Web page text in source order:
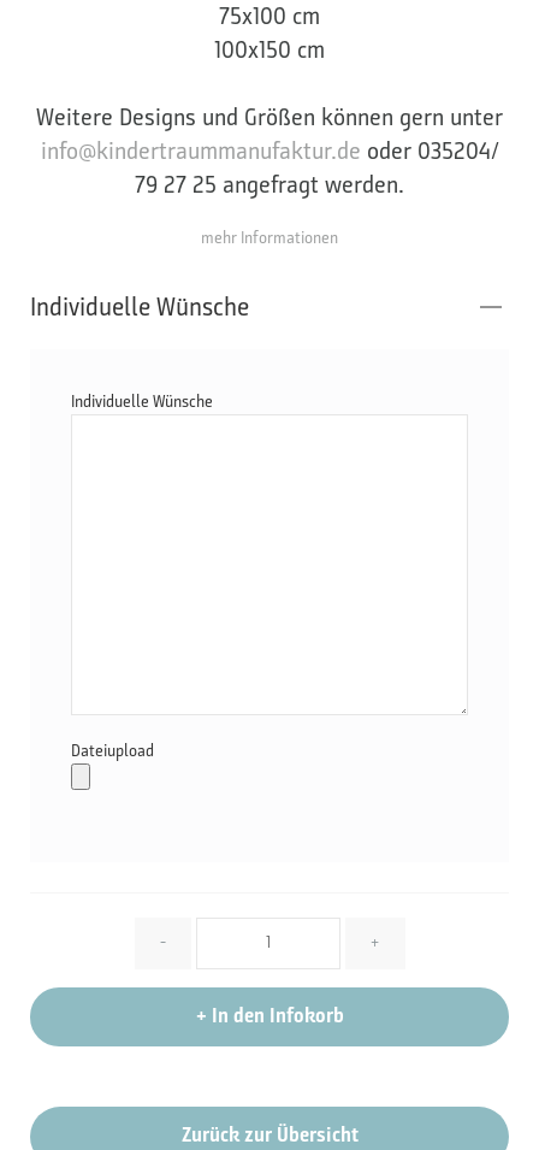
75x100 cm
100x150 cm
Weitere Designs und Größen können gern unter
info@kindertraummanufaktur.de oder 035204/
79 27 25 angefragt werden.
mehr Informationen
Individuelle Wünsche
Individuelle Wünsche
Dateiupload
- +
+ In den Infokorb
Zurück zur Übersicht